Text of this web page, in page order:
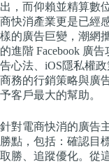
出，而仰賴並精算數
商快消產業更是已經
樣的廣告巨變，潮網
的進階 Facebook 廣
告心法、iOS隱私權
商務的行銷策略與廣
予客戶最大的幫助。
針對電商快消的廣告
勝點，包括：確認目
取勝、追蹤優化。從